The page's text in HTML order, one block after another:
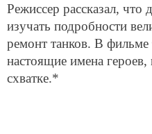
Режиссер рассказал,
изучать подробности
ремонт танков. В фильме
настоящие имена
схватке.*